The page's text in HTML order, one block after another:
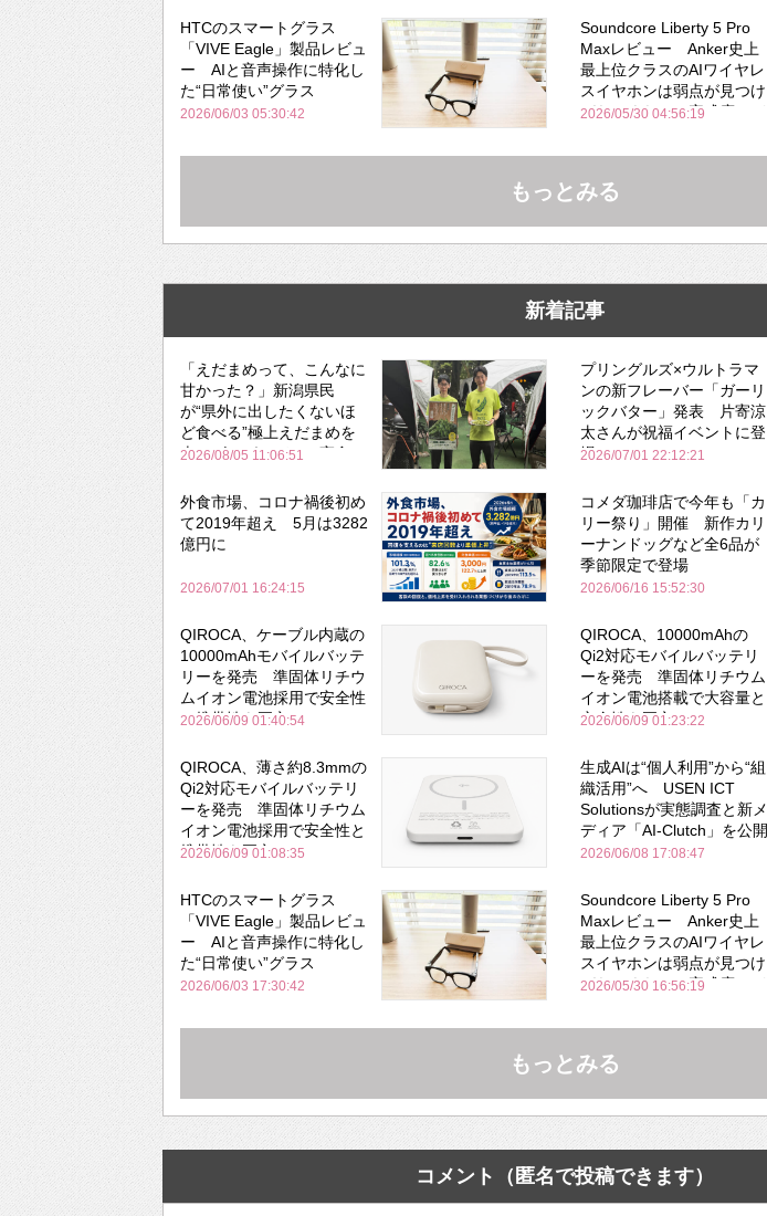
HTCのスマートグラス
「VIVE Eagle」製品レビュ
ー AIと音声操作に特化し
た“日常使い”グラス
2026/06/03 05:30:42
Soundcore Liberty 5 Pro
Maxレビュー Anker史上
最上位クラスのAIワイヤレ
スイヤホンは弱点が見つけ
づらいくらいの完成度にび
Bose並み
2026/05/30 04:56:19
もっとみる
新着記事
「えだまめって、こんなに
甘かった？」新潟県民
が“県外に出したくないほ
ど食べる”極上えだまめを
森のビアガーデンで実食
2026/08/05 11:06:51
プリングルズ×ウルトラマ
ンの新フレーバー「ガーリ
ックバター」発表 片寄涼
太さんが祝福イベントに登
場
2026/07/01 22:12:21
外食市場、コロナ禍後初め
て2019年超え 5月は3282
億円に
2026/07/01 16:24:15
コメダ珈琲店で今年も「カ
リー祭り」開催 新作カリ
ーナンドッグなど全6品が
季節限定で登場
2026/06/16 15:52:30
QIROCA、ケーブル内蔵の
10000mAhモバイルバッテ
リーを発売 準固体リチウ
ムイオン電池採用で安全性
と携帯性を両立
2026/06/09 01:40:54
QIROCA、10000mAhの
Qi2対応モバイルバッテリ
ーを発売 準固体リチウム
イオン電池搭載で大容量と
安全性を両立
2026/06/09 01:23:22
QIROCA、薄さ約8.3mmの
Qi2対応モバイルバッテリ
ーを発売 準固体リチウム
イオン電池採用で安全性と
携帯性を両立
2026/06/09 01:08:35
生成AIは“個人利用”から“組
織活用”へ USEN ICT
Solutionsが実態調査と新メ
ディア「AI-Clutch」を公開
2026/06/08 17:08:47
HTCのスマートグラス
「VIVE Eagle」製品レビュ
ー AIと音声操作に特化し
た“日常使い”グラス
2026/06/03 17:30:42
Soundcore Liberty 5 Pro
Maxレビュー Anker史上
最上位クラスのAIワイヤレ
スイヤホンは弱点が見つけ
づらいくらいの完成度にび
Bose並み
2026/05/30 16:56:19
もっとみる
コメント（匿名で投稿できます）